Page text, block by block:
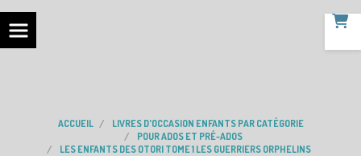
ACCUEIL
LIVRES D'OCCASION ENFANTS PAR CATÉGORIE
POUR ADOS ET PRÉ-ADOS
LES ENFANTS DES OTORI TOME 1 LES GUERRIERS ORPHELINS